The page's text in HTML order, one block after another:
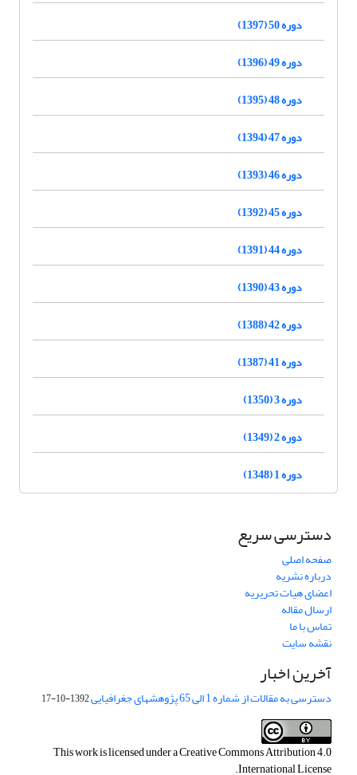
دوره 50 (1397)
دوره 49 (1396)
دوره 48 (1395)
دوره 47 (1394)
دوره 46 (1393)
دوره 45 (1392)
دوره 44 (1391)
دوره 43 (1390)
دوره 42 (1388)
دوره 41 (1387)
دوره 3 (1350)
دوره 2 (1349)
دوره 1 (1348)
دسترسی سریع
صفحه اصلی
درباره نشریه
اعضای هیات تحریریه
ارسال مقاله
تماس با ما
نقشه سایت
آخرین اخبار
دسترسی به مقالات از شماره 1 الی 65 پژوهشهای جغرافیایی 1392-10-17
This work is licensed under aCreative Commons Attribution 4.0
International License
.